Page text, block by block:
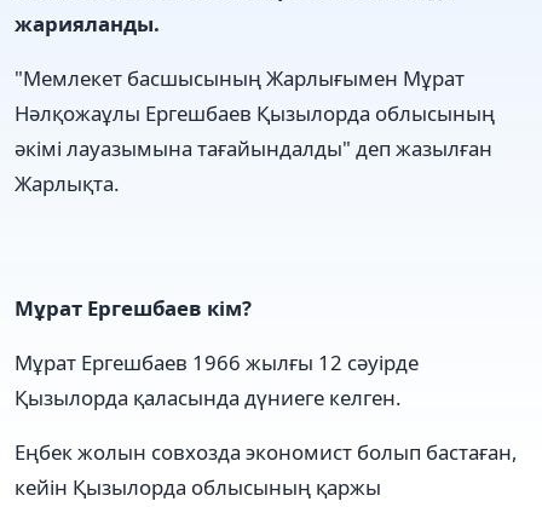
жарияланды.
"Мемлекет басшысының Жарлығымен Мұрат
Нәлқожаұлы Ергешбаев Қызылорда облысының
әкімі лауазымына тағайындалды" деп жазылған
Жарлықта.
Мұрат Ергешбаев кім?
Мұрат Ергешбаев 1966 жылғы 12 сәуірде
Қызылорда қаласында дүниеге келген.
Еңбек жолын совхозда экономист болып бастаған,
кейін Қызылорда облысының қаржы